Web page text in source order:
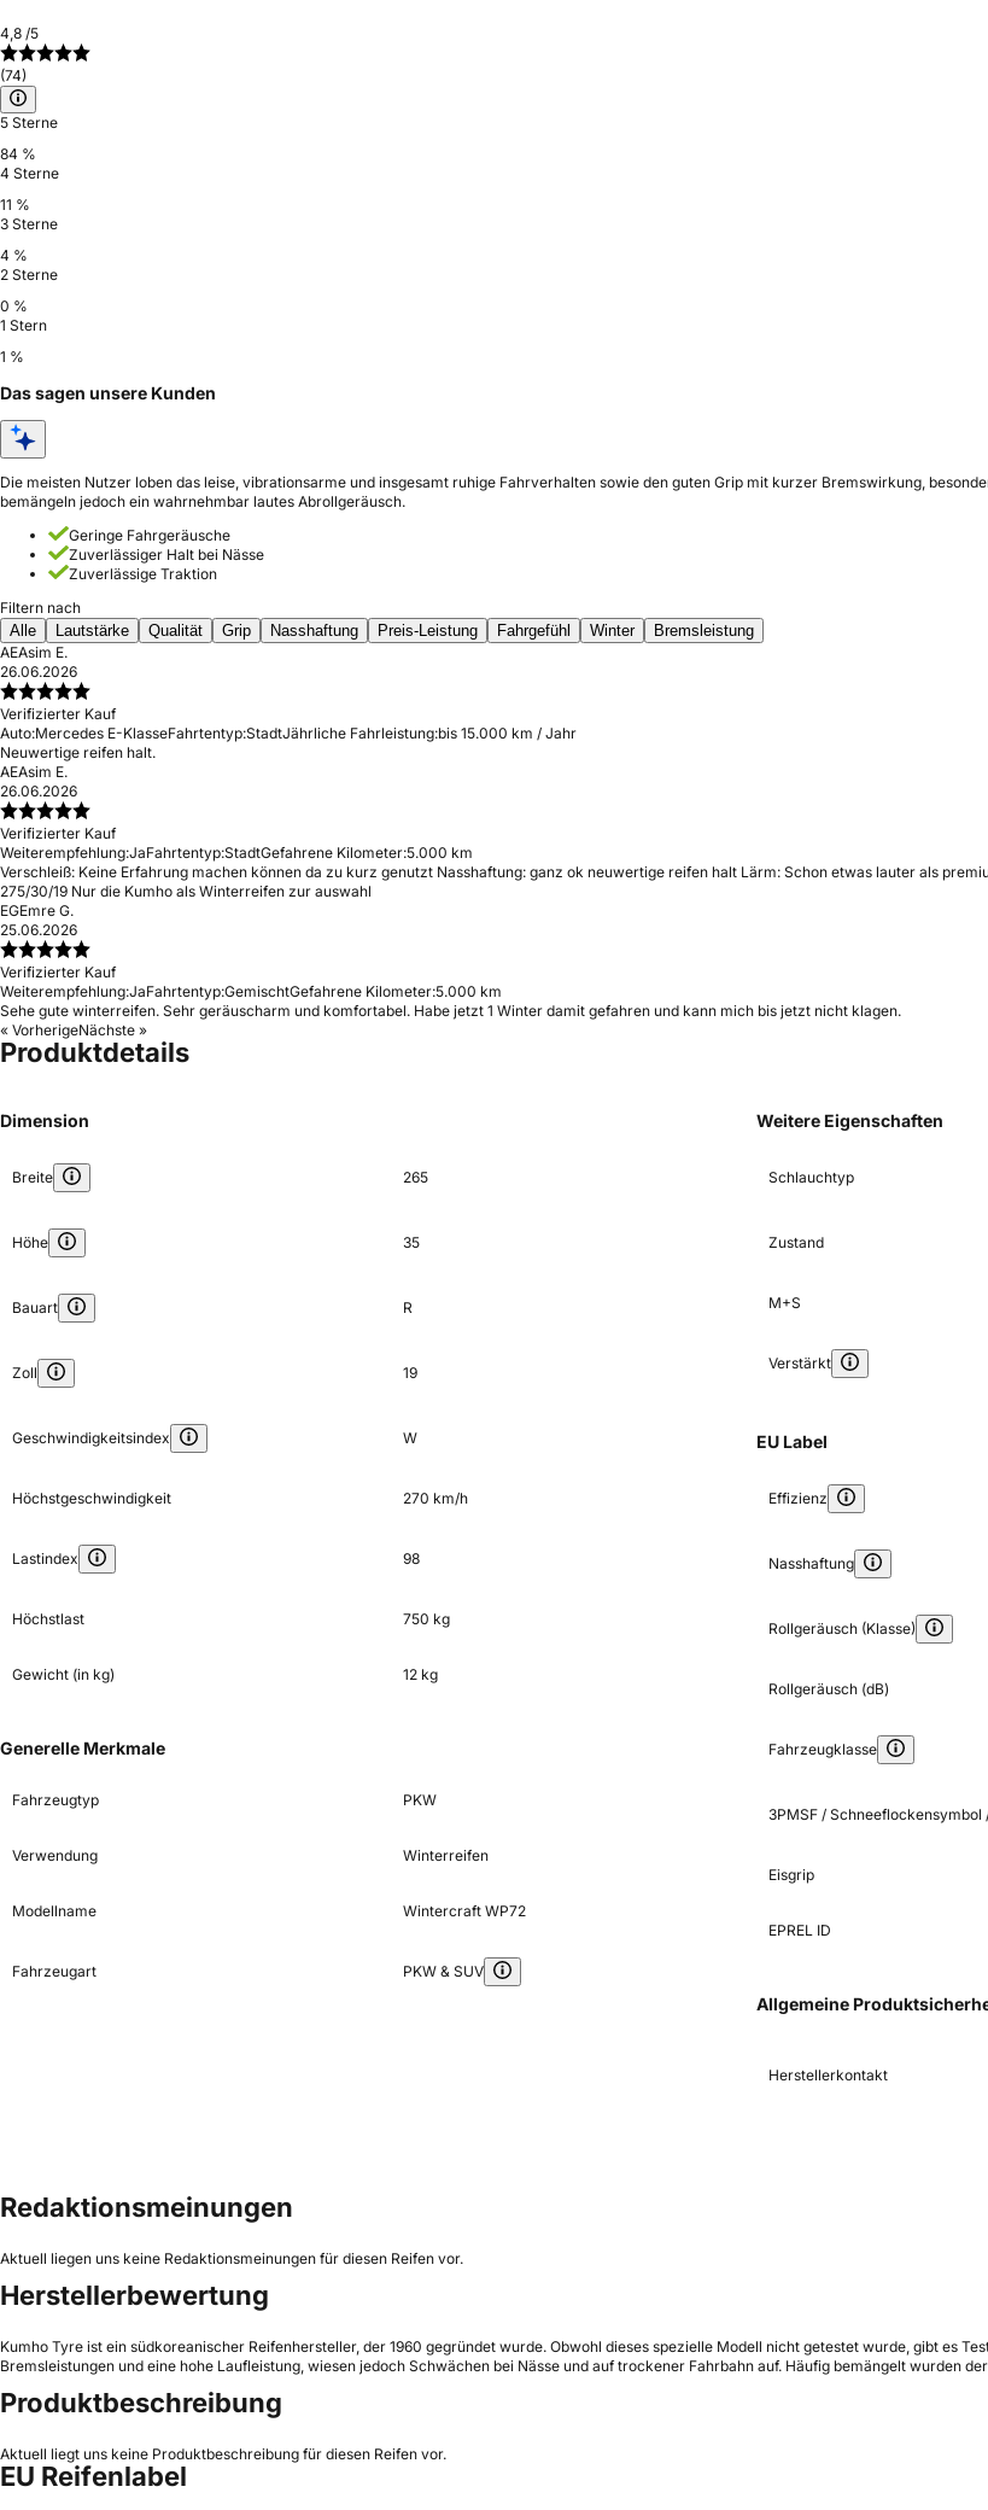
4,8 /5
(74)
5 Sterne
84 %
4 Sterne
11 %
3 Sterne
4 %
2 Sterne
0 %
1 Stern
1 %
Das sagen unsere Kunden
Die meisten Nutzer loben das leise, vibrationsarme und insgesamt ruhige Fahrverhalten sowie den guten Grip mit kurzer Bremswirkung,
bemängeln jedoch ein wahrnehmbar lautes Abrollgeräusch.
Geringe Fahrgeräusche
Zuverlässiger Halt bei Nässe
Zuverlässige Traktion
Filtern nach
Alle
Lautstärke Qualität Grip Nasshaftung Preis-Leistung Fahrgefühl Winter
Bremsleistung
AEAsim E.
26.06.2026
Verifizierter Kauf
Auto:Mercedes E-KlasseFahrtentyp:StadtJährliche Fahrleistung:bis 15.000 km / Jahr
Neuwertige reifen halt.
AEAsim E.
26.06.2026
Verifizierter Kauf
Weiterempfehlung:JaFahrtentyp:StadtGefahrene Kilometer:5.000 km
Verschleiß: Keine Erfahrung machen können da zu kurz genutzt Nasshaftung: ganz ok neuwertige reifen halt Lärm: Schon etwas lauter als
275/30/19 Nur die Kumho als Winterreifen zur auswahl
EGEmre G.
25.06.2026
Verifizierter Kauf
Weiterempfehlung:JaFahrtentyp:GemischtGefahrene Kilometer:5.000 km
Sehe gute winterreifen. Sehr geräuscharm und komfortabel. Habe jetzt 1 Winter damit gefahren und kann mich bis jetzt nicht klagen.
« VorherigeNächste »
Produktdetails
Dimension
Breite 265
Höhe 35
Bauart R
Zoll 19
Geschwindigkeitsindex W
Höchstgeschwindigkeit 270 km/h
Lastindex 98
Höchstlast 750 kg
Gewicht (in kg) 12 kg
Generelle Merkmale
Fahrzeugtyp PKW
Verwendung Winterreifen
Modellname Wintercraft WP72
Fahrzeugart PKW & SUV
Weitere Eigenschaften
Schlauchtyp
Zustand
M+S
Verstärkt
EU Label
Effizienz
Nasshaftung
Rollgeräusch (Klasse)
Rollgeräusch (dB)
Fahrzeugklasse
3PMSF / Schneeflockensymbol
Eisgrip
EPREL ID
Allgemeine
Herstellerkontakt
Redaktionsmeinungen
Aktuell liegen uns keine Redaktionsmeinungen für diesen Reifen vor.
Herstellerbewertung
Kumho Tyre ist ein südkoreanischer Reifenhersteller, der 1960 gegründet wurde. Obwohl dieses spezielle Modell nicht getestet wurde, gibt es
Bremsleistungen und eine hohe Laufleistung, wiesen jedoch Schwächen bei Nässe und auf trockener Fahrbahn auf. Häufig bemängelt wurden
Produktbeschreibung
Aktuell liegt uns keine Produktbeschreibung für diesen Reifen vor.
EU Reifenlabel